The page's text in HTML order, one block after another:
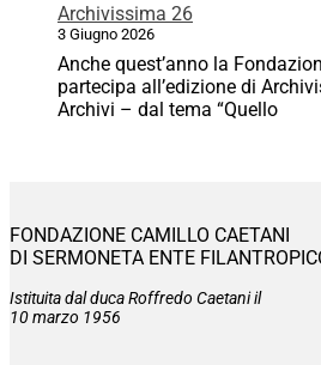
Archivissima 26
3 Giugno 2026
Anche quest’anno la
partecipa all’edizione di
Archivi – dal tema “Quello
FONDAZIONE CAMILLO CAETANI
DI SERMONETA ENTE
Istituita dal duca Roffredo Caetani il
10 marzo 1956